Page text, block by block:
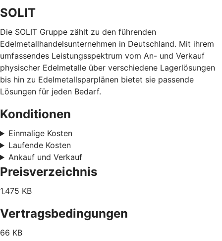
SOLIT
Die SOLIT Gruppe zählt zu den führenden
Edelmetallhandelsunternehmen in Deutschland. Mit ihrem
umfassendes Leistungsspektrum vom An- und Verkauf
physischer Edelmetalle über verschiedene Lagerlösungen
bis hin zu Edelmetallsparplänen bietet sie passende
Lösungen für jeden Bedarf.
Konditionen
Einmalige Kosten
Laufende Kosten
Ankauf und Verkauf
Preisverzeichnis
1.475 KB
Vertragsbedingungen
66 KB